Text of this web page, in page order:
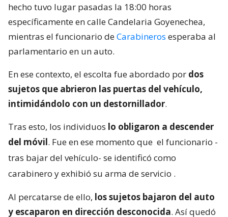
hecho tuvo lugar pasadas la 18:00 horas
específicamente en calle Candelaria Goyenechea,
mientras el funcionario deCarabineros esperaba al
parlamentario en un auto.
En ese contexto, el escolta fue abordado por dos
sujetos que abrieron las puertas del vehículo,
intimidándolo con un destornillador.
Tras esto, los individuos lo obligaron a descender
del móvil. Fue en ese momento que el funcionario -
tras bajar del vehículo- se identificó como
carabinero y exhibió su arma de servicio .
Al percatarse de ello, los sujetos bajaron del auto
y escaparon en dirección desconocida. Así quedó